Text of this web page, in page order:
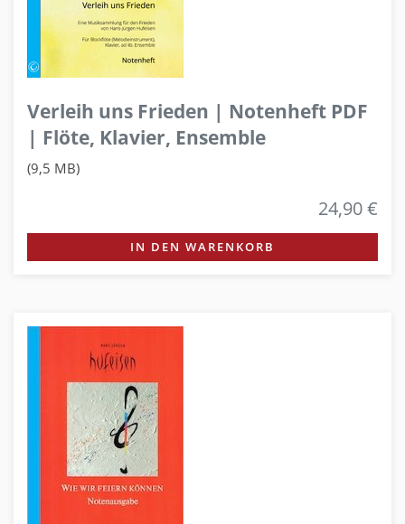
Verleih uns Frieden | Notenheft PDF
| Flöte, Klavier, Ensemble
(9,5 MB)
24,90 €
IN DEN WARENKORB